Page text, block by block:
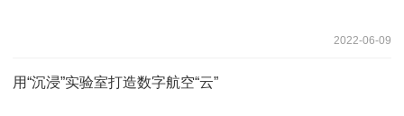
2022-06-09
用“沉浸”实验室打造数字航空“云”